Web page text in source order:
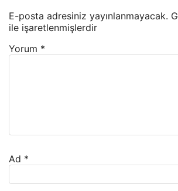
E-posta adresiniz yayınlanmayacak.
ile işaretlenmişlerdir
Yorum *
Ad *